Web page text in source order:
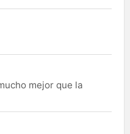
mejor que la